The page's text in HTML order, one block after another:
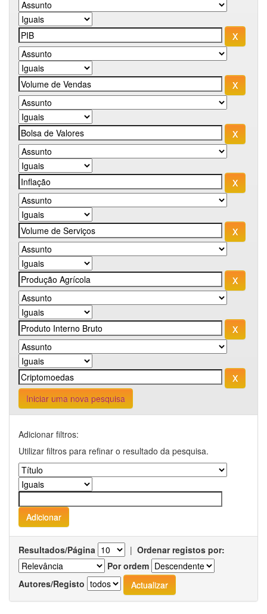
Iniciar uma nova pesquisa
Adicionar filtros:
Utilizar filtros para refinar o resultado da pesquisa.
Resultados/Página | Ordenar registos por:
Por ordem
Autores/Registo